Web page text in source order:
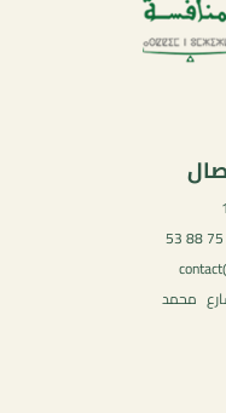
محمد